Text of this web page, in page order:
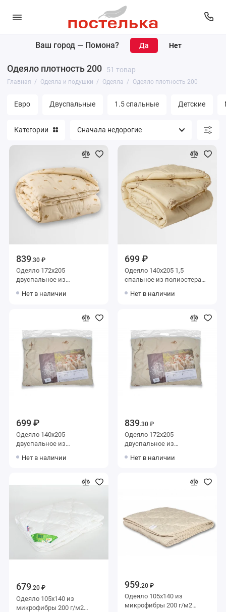
Ваш город — Помона?
Одеяло плотность 200 51 товар
Главная Одеяла и подушки Одеяла Одеяло плотность 200
Евро Двуспальные 1.5 спальные Детские
Подушки
Наматрасники
Категории
839.30 ₽
Одеяло 172х205
двуспальное из
Нет в наличии
699 ₽
Одеяло 140х205 1,5
спальное из полиэстера
верблюжья ЭДОМ
Нет в наличии
699 ₽
Одеяло 140х205
двуспальное из
шерсть овечья ЭДОМ
Нет в наличии
839.30 ₽
Одеяло 172х205
двуспальное из
шерсть овечья ЭДОМ
Нет в наличии
679.20 ₽
Одеяло 105х140 из
микрофибры 200 г/м2
959.20 ₽
Одеяло 105х140 из
микрофибры 200 г/м2